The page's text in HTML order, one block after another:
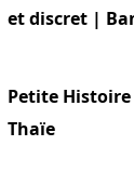
et discret |
Petite
Thaïe